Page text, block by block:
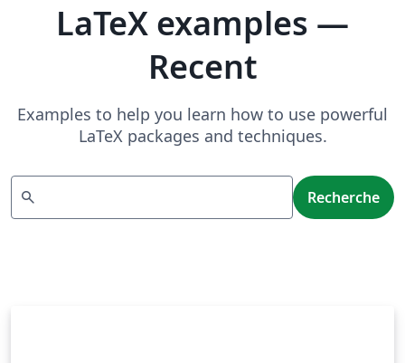
LaTeX examples —
Recent
Examples to help you learn how to use powerful
LaTeX packages and techniques.
search Recherche